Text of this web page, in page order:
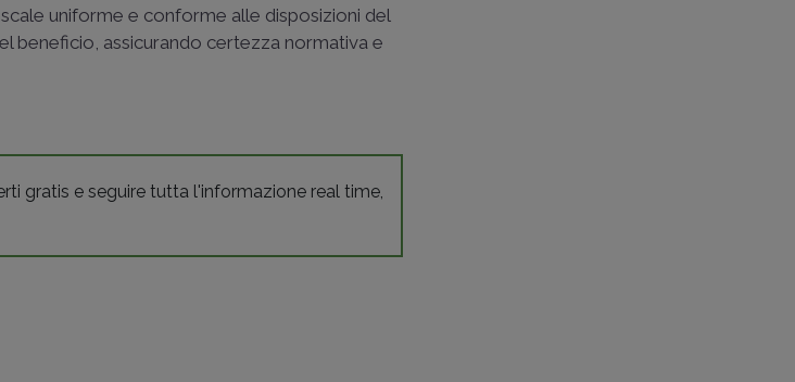
uniforme e conforme alle disposizioni del
beneficio, assicurando certezza normativa e
gratis e seguire tutta l'informazione real time,